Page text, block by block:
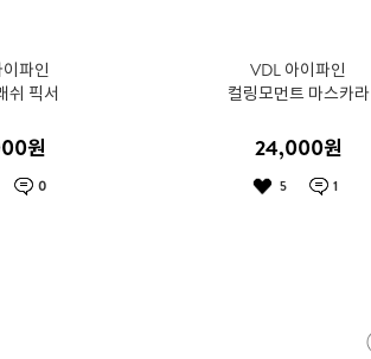
파인
쉬 픽서
원
0
VDL 아이파인
컬링모먼트 마스카라
24,000원
5 1